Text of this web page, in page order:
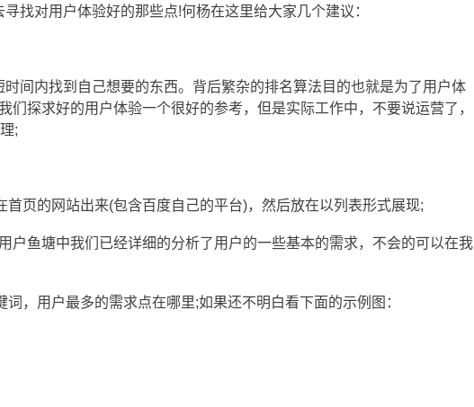
找对用户体验好的那些点!何杨在这里给大家几个建议：
间内找到自己想要的东西。背后繁杂的排名算法目的也就是为了用户体
探求好的用户体验一个很好的参考，但是实际工作中，不要说运营了，
;
页的网站出来(包含百度自己的平台)，然后放在以列表形式展现;
户鱼塘中我们已经详细的分析了用户的一些基本的需求，不会的可以在我
，用户最多的需求点在哪里;如果还不明白看下面的示例图：